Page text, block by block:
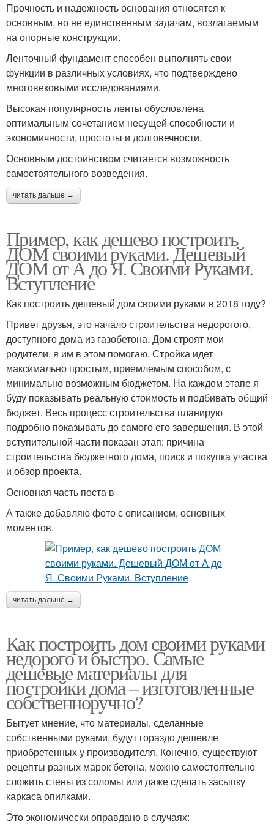
Прочность и надежность основания относятся к
основным, но не единственным задачам, возлагаемым
на опорные конструкции.
Ленточный фундамент способен выполнять свои
функции в различных условиях, что подтверждено
многовековыми исследованиями.
Высокая популярность ленты обусловлена
оптимальным сочетанием несущей способности и
экономичности, простоты и долговечности.
Основным достоинством считается возможность
самостоятельного возведения.
читать дальше →
Пример, как дешево построить
ДОМ своими руками. Дешевый
ДОМ от А до Я. Своими Руками.
Вступление
Как построить дешевый дом своими руками в 2018 году?
Привет друзья, это начало строительства недорогого,
доступного дома из газобетона. Дом строят мои
родители, я им в этом помогаю. Стройка идет
максимально простым, приемлемым способом, с
минимально возможным бюджетом. На каждом этапе я
буду показывать реальную стоимость и подбивать общий
бюджет. Весь процесс строительства планирую
подробно показывать до самого его завершения. В этой
вступительной части показан этап: причина
строительства бюджетного дома, поиск и покупка участка
и обзор проекта.
Основная часть поста в
А также добавляю фото с описанием, основных
моментов.
читать дальше →
Как построить дом своими руками
недорого и быстро. Самые
дешевые материалы для
постройки дома – изготовленные
собственноручно?
Бытует мнение, что материалы, сделанные
собственными руками, будут гораздо дешевле
приобретенных у производителя. Конечно, существуют
рецепты разных марок бетона, можно самостоятельно
сложить стены из соломы или даже сделать засыпку
каркаса опилками.
Это экономически оправдано в случаях: